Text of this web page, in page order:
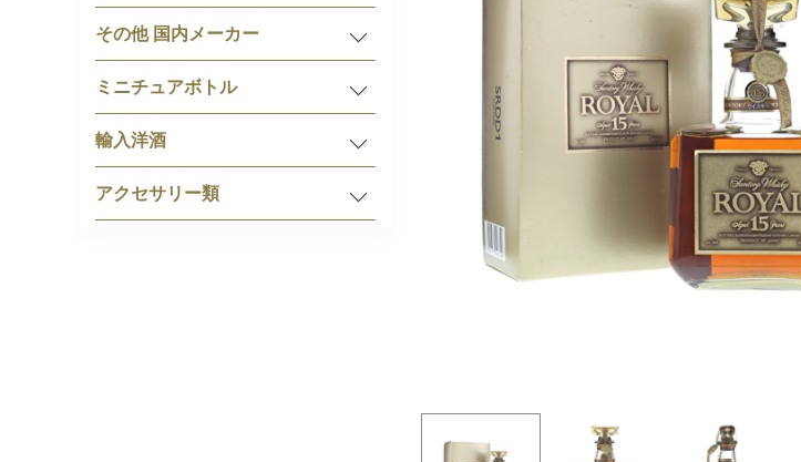
その他 国内メーカー
ミニチュアボトル
輸入洋酒
アクセサリー類